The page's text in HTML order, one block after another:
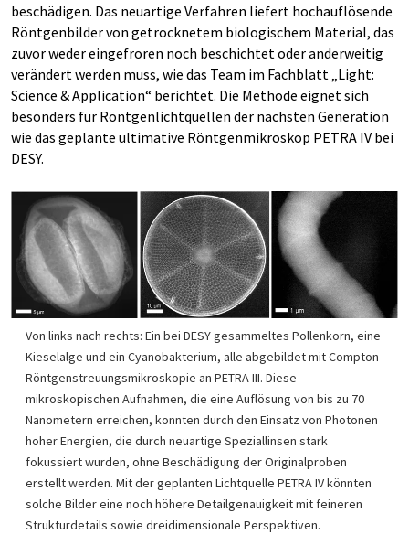
beschädigen. Das neuartige Verfahren liefert hochauflösende
Röntgenbilder von getrocknetem biologischem Material, das
zuvor weder eingefroren noch beschichtet oder anderweitig
verändert werden muss, wie das Team im Fachblatt „Light:
Science & Application“ berichtet. Die Methode eignet sich
besonders für Röntgenlichtquellen der nächsten Generation
wie das geplante ultimative Röntgenmikroskop PETRA IV bei
DESY.
Von links nach rechts: Ein bei DESY gesammeltes Pollenkorn, eine
Kieselalge und ein Cyanobakterium, alle abgebildet mit Compton-
Röntgenstreuungsmikroskopie an PETRA III. Diese
mikroskopischen Aufnahmen, die eine Auflösung von bis zu 70
Nanometern erreichen, konnten durch den Einsatz von Photonen
hoher Energien, die durch neuartige Speziallinsen stark
fokussiert wurden, ohne Beschädigung der Originalproben
erstellt werden. Mit der geplanten Lichtquelle PETRA IV könnten
solche Bilder eine noch höhere Detailgenauigkeit mit feineren
Strukturdetails sowie dreidimensionale Perspektiven.